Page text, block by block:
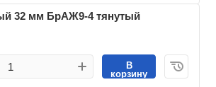
32 мм БрАЖ9-4 тянутый
В
корзину